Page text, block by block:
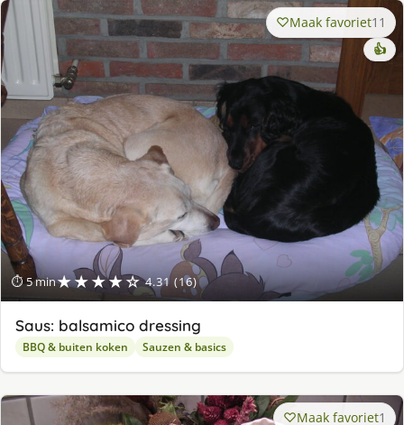
⏱ 5 min★★★★☆ 4.31 (16)
Maak favoriet11
👍
Saus: balsamico dressing
BBQ & buiten koken Sauzen & basics
Maak favoriet1